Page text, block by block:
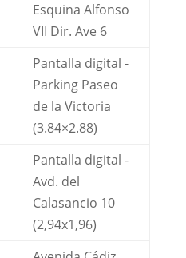
Esquina Alfonso
VII Dir. Ave 6
Pantalla digital -
Parking Paseo
de la Victoria
(3.84×2.88)
Pantalla digital -
Avd. del
Calasancio 10
(2,94x1,96)